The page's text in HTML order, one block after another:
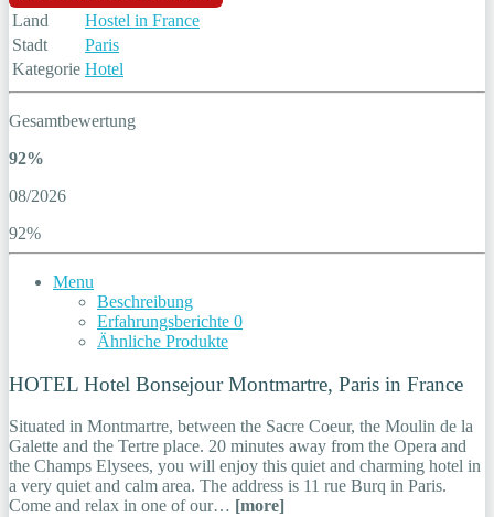
Land
Hostel in France
Stadt
Paris
Kategorie Hotel
Gesamtbewertung
92%
08/2026
92%
Menu
Beschreibung
Erfahrungsberichte 0
Ähnliche Produkte
HOTEL Hotel Bonsejour Montmartre, Paris in France
Situated in Montmartre, between the Sacre Coeur, the Moulin de la
Galette and the Tertre place. 20 minutes away from the Opera and
the Champs Elysees, you will enjoy this quiet and charming hotel in
a very quiet and calm area. The address is 11 rue Burq in Paris.
Come and relax in one of our… [more]